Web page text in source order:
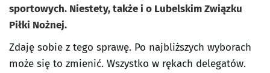
sportowych. Niestety, także i o Lubelskim Związku
Piłki Nożnej.
Zdaję sobie z tego sprawę. Po najbliższych wyborach
może się to zmienić. Wszystko w rękach delegatów.